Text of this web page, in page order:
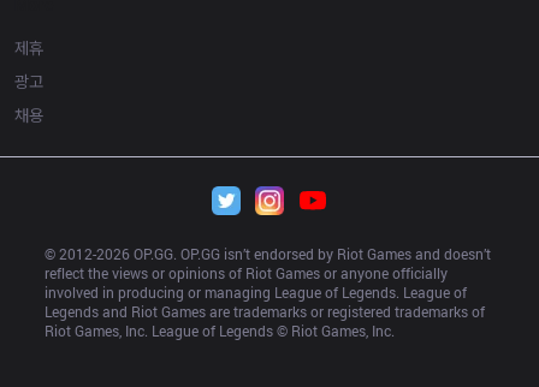
제휴
광고
채용
© 2012-2026 OP.GG. OP.GG isn’t endorsed by Riot Games and doesn’t
reflect the views or opinions of Riot Games or anyone officially
involved in producing or managing League of Legends. League of
Legends and Riot Games are trademarks or registered trademarks of
Riot Games, Inc. League of Legends © Riot Games, Inc.